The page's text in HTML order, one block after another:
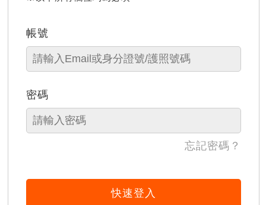
帳號
密碼
忘記密碼？
快速登入